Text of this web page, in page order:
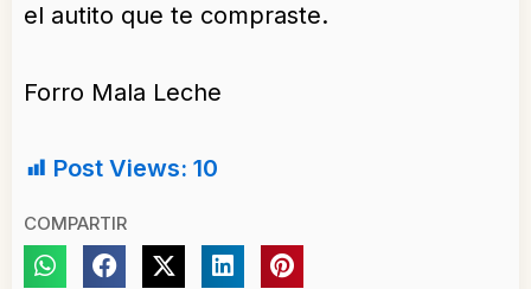
el autito que te compraste.
Forro Mala Leche
Post Views: 10
COMPARTIR